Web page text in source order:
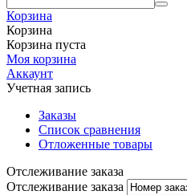
Корзина
Корзина
Корзина пуста
Моя корзина
Аккаунт
Учетная запись
Заказы
Список сравнения
Отложенные товары
Отслеживание заказа
Отслеживание заказа